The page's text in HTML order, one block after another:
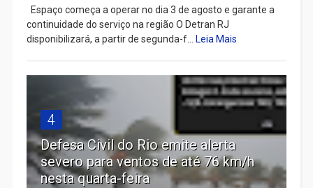
Espaço começa a operar no dia 3 de agosto e garante a
continuidade do serviço na região O Detran RJ
disponibilizará, a partir de segunda-f... Leia Mais
4
Defesa Civil do Rio emite alerta
severo para ventos de até 76 km/h
nesta quarta-feira